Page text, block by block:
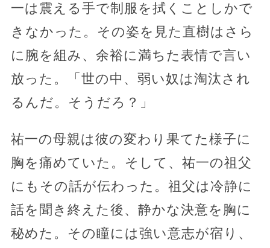
一は震える手で制服を拭くことしかで
きなかった。その姿を見た直樹はさら
に腕を組み、余裕に満ちた表情で言い
放った。「世の中、弱い奴は淘汰され
るんだ。そうだろ？」
祐一の母親は彼の変わり果てた様子に
胸を痛めていた。そして、祐一の祖父
にもその話が伝わった。祖父は冷静に
話を聞き終えた後、静かな決意を胸に
秘めた。その瞳には強い意志が宿り、